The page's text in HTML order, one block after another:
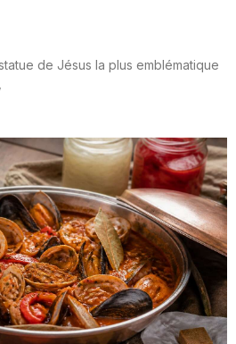
de Jésus la plus emblématique